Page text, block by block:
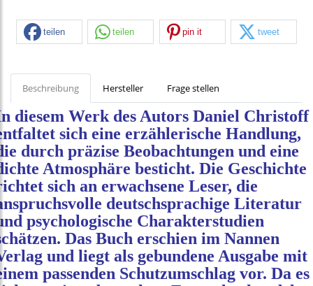
teilen teilen pin it tweet
Beschreibung Hersteller Frage stellen
diesem Werk des Autors Daniel Christoff
sich eine erzählerische Handlung,
durch präzise Beobachtungen und eine
Atmosphäre besticht. Die Geschichte
sich an erwachsene Leser, die
deutschsprachige Literatur
psychologische Charakterstudien
Das Buch erschien im Nannen
und liegt als gebundene Ausgabe mit
passenden Schutzumschlag vor. Da es